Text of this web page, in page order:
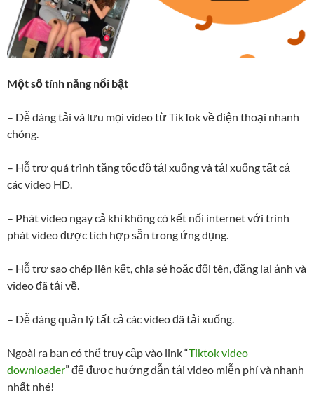
Một số tính năng nổi bật
– Dễ dàng tải và lưu mọi video từ TikTok về điện thoại nhanh
chóng.
– Hỗ trợ quá trình tăng tốc độ tải xuống và tải xuống tất cả
các video HD.
– Phát video ngay cả khi không có kết nối internet với trình
phát video được tích hợp sẵn trong ứng dụng.
– Hỗ trợ sao chép liên kết, chia sẻ hoặc đổi tên, đăng lại ảnh và
video đã tải về.
– Dễ dàng quản lý tất cả các video đã tải xuống.
Ngoài ra bạn có thể truy cập vào link “Tiktok video
downloader” để được hướng dẫn tải video miễn phí và nhanh
nhất nhé!